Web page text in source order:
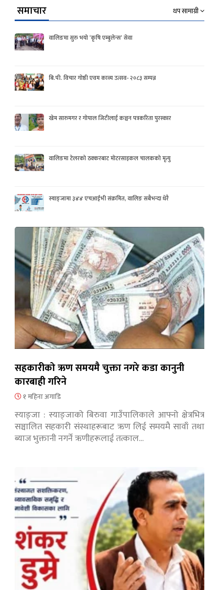
समाचार थप सामाग्री
वालिङमा सुरु भयो ‘कृषि एम्बुलेन्स’ सेवा
बि.पी. विचार गोष्ठी एवम काव्य उत्सव- २०८३ सम्पन्न
खेम सारुमगर र गोपाल जिटीलाई कञ्चन पत्रकरिता पुरस्कार
वालिङमा टेलरको ठक्करबाट मोटरसाइकल चालकको मृत्यु
स्याङ्जामा ३४४ एचआईभी संक्रमित, वालिङ सबैभन्दा धेरै
सहकारीको ऋण समयमै चुक्ता नगरे कडा कानुनी
कारबाही गरिने
१ महिना अगाडि
स्याङ्जा : स्याङ्जाको बिरुवा गाउँपालिकाले आफ्नो क्षेत्रभित्र
सञ्चालित सहकारी संस्थाहरूबाट ऋण लिई समयमै सावाँ तथा
ब्याज भुक्तानी नगर्ने ऋणीहरूलाई तत्काल…